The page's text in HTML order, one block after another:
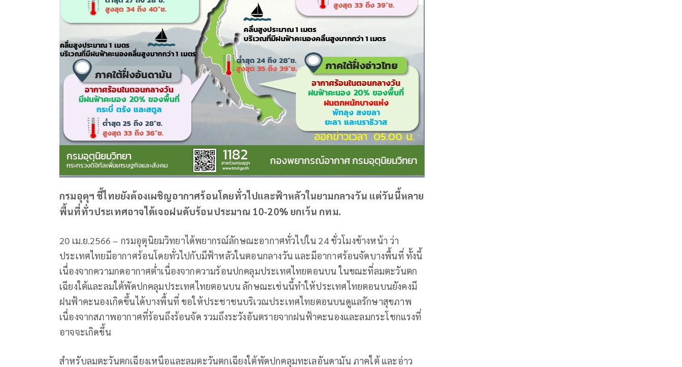
กรมอุตุฯ ชี้ไทยยังต้องเผชิญอากาศร้อนโดยทั่วไปและฟ้าหลัวในยามกลางวัน แต่วันนี้หลาย
พื้นที่ทั่วประเทศอาจได้เจอฝนดับร้อนประมาณ 10-20% ยกเว้น กทม.
20 เม.ย.2566 – กรมอุตุนิยมวิทยาได้พยากรณ์ลักษณะอากาศทั่วไปใน 24 ชั่วโมงข้างหน้า ว่า
ประเทศไทยมีอากาศร้อนโดยทั่วไปกับมีฟ้าหลัวในตอนกลางวัน และมีอากาศร้อนจัดบางพื้นที่ ทั้งนี้
เนื่องจากความกดอากาศต่ำเนื่องจากความร้อนปกคลุมประเทศไทยตอนบน ในขณะที่ลมตะวันตก
เฉียงใต้และลมใต้พัดปกคลุมประเทศไทยตอนบน ลักษณะเช่นนี้ทำให้ประเทศไทยตอนบนยังคงมี
ฝนฟ้าคะนองเกิดขึ้นได้บางพื้นที่ ขอให้ประชาชนบริเวณประเทศไทยตอนบนดูแลรักษาสุขภาพ
เนื่องจากสภาพอากาศที่ร้อนถึงร้อนจัด รวมถึงระวังอันตรายจากฝนฟ้าคะนองและลมกระโชกแรงที่
อาจจะเกิดขึ้น
สำหรับลมตะวันตกเฉียงเหนือและลมตะวันตกเฉียงใต้พัดปกคลุมทะเลอันดามัน ภาคใต้ และอ่าว